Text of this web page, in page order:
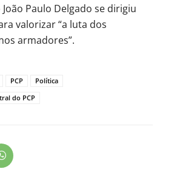
Paulo Delgado se dirigiu
valorizar “a luta dos
armadores”.
PCP
Política
do PCP